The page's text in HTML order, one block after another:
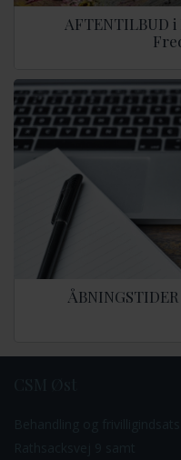
AFTENTILBUD